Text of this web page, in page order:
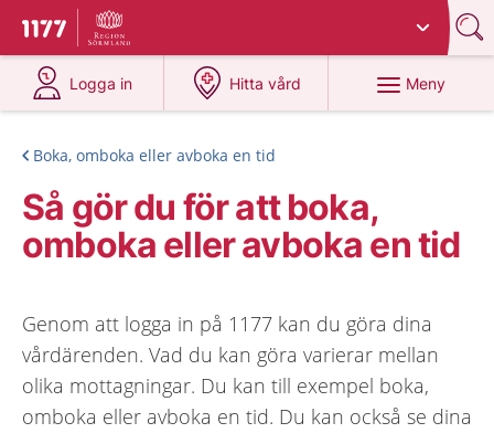
Till startsidan för 1177
Du har valt region
Logga in
på 1177.se
Hitta vård
på 1177.se
Meny
Boka, omboka eller avboka en tid
Så gör du för att boka,
omboka eller avboka en tid
Genom att logga in på 1177 kan du göra dina
vårdärenden. Vad du kan göra varierar mellan
olika mottagningar. Du kan till exempel boka,
omboka eller avboka en tid. Du kan också se dina